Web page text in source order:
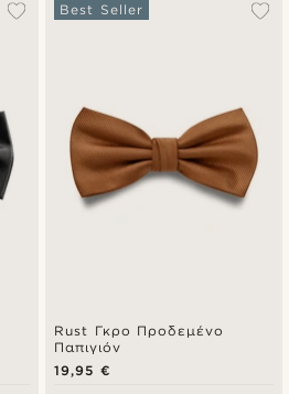
Rust Γκρο Προδεμένο
Παπιγιόν
Best Seller
19,95 €